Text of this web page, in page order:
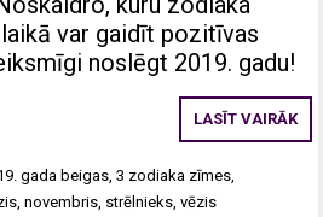
var gaidīt pozitīvas
noslēgt 2019. gadu!
LASĪT VAIRĀK
gada beigas ,3 zodiaka zīmes
,novembris strēlnieks ,vēzis